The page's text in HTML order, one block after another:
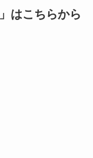
はこちらから